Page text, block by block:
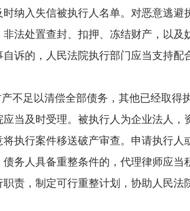
纳入失信被执行人名单。对恶意逃避
法处置查封、扣押、冻结财产，以及
诉的，人民法院执行部门应当支持配
不足以清偿全部债务，其他已经取得
当及时受理。被执行人为企业法人，
执行案件移送破产审查。申请执行人
务人具备重整条件的，代理律师应当
责，制定可行重整计划，协助人民法